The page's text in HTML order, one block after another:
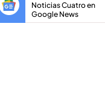
Noticias Cuatro en
Google News